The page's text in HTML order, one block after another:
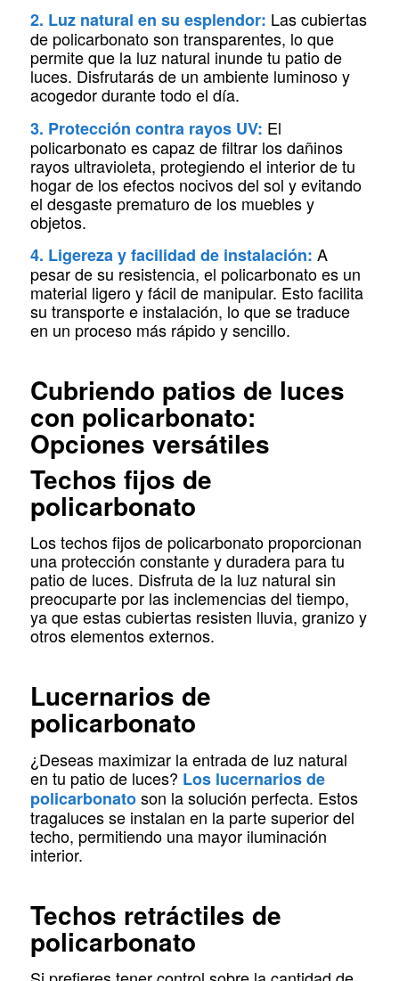
2. Luz natural en su esplendor: Las cubiertas
de policarbonato son transparentes, lo que
permite que la luz natural inunde tu patio de
luces. Disfrutarás de un ambiente luminoso y
acogedor durante todo el día.
3. Protección contra rayos UV: El
policarbonato es capaz de filtrar los dañinos
rayos ultravioleta, protegiendo el interior de tu
hogar de los efectos nocivos del sol y evitando
el desgaste prematuro de los muebles y
objetos.
4. Ligereza y facilidad de instalación: A
pesar de su resistencia, el policarbonato es un
material ligero y fácil de manipular. Esto facilita
su transporte e instalación, lo que se traduce
en un proceso más rápido y sencillo.
Cubriendo patios de luces
con policarbonato:
Opciones versátiles
Techos fijos de
policarbonato
Los techos fijos de policarbonato proporcionan
una protección constante y duradera para tu
patio de luces. Disfruta de la luz natural sin
preocuparte por las inclemencias del tiempo,
ya que estas cubiertas resisten lluvia, granizo y
otros elementos externos.
Lucernarios de
policarbonato
¿Deseas maximizar la entrada de luz natural
en tu patio de luces? Los lucernarios de
policarbonatoson la solución perfecta. Estos
tragaluces se instalan en la parte superior del
techo, permitiendo una mayor iluminación
interior.
Techos retráctiles de
policarbonato